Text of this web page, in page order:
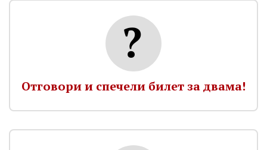
Отговори и спечели билет за двама!